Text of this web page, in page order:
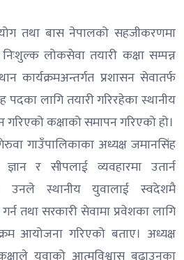
तथा बास नेपालको सहजीकरणमा
लोकसेवा तयारी कक्षा सम्पन्न
कार्यक्रमअन्तर्गत प्रशासन सेवातर्फ
पदका लागि तयारी गरिरहेका स्थानीय
गरिएको कक्षाको समापन गरिएको हो।
गाउँपालिकाका अध्यक्ष जमानसिंह
र सीपलाई व्यवहारमा उतार्न
उनले स्थानीय युवालाई स्वदेशमै
तथा सरकारी सेवामा प्रवेशका लागि
आयोजना गरिएको बताए। अध्यक्ष